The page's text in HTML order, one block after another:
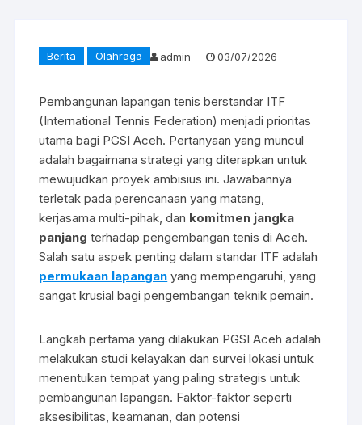
Berita Olahraga admin 03/07/2026
Pembangunan lapangan tenis berstandar ITF
(International Tennis Federation) menjadi prioritas
utama bagi PGSI Aceh. Pertanyaan yang muncul
adalah bagaimana strategi yang diterapkan untuk
mewujudkan proyek ambisius ini. Jawabannya
terletak pada perencanaan yang matang,
kerjasama multi-pihak, dan komitmen jangka
panjang terhadap pengembangan tenis di Aceh.
Salah satu aspek penting dalam standar ITF adalah
permukaan lapangan yang mempengaruhi, yang
sangat krusial bagi pengembangan teknik pemain.
Langkah pertama yang dilakukan PGSI Aceh adalah
melakukan studi kelayakan dan survei lokasi untuk
menentukan tempat yang paling strategis untuk
pembangunan lapangan. Faktor-faktor seperti
aksesibilitas, keamanan, dan potensi